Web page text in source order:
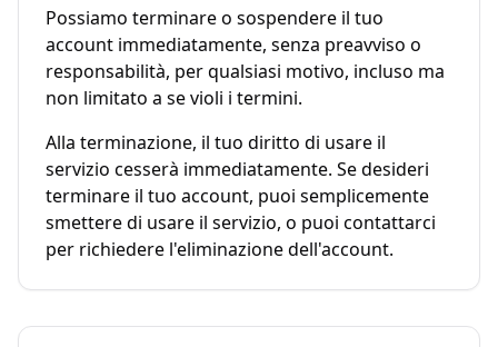
Possiamo terminare o sospendere il tuo
account immediatamente, senza preavviso o
responsabilità, per qualsiasi motivo, incluso ma
non limitato a se violi i termini.
Alla terminazione, il tuo diritto di usare il
servizio cesserà immediatamente. Se desideri
terminare il tuo account, puoi semplicemente
smettere di usare il servizio, o puoi contattarci
per richiedere l'eliminazione dell'account.